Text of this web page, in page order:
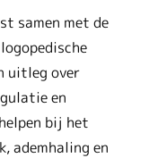
samen met de
uitleg over
en
bij het
ademhaling en